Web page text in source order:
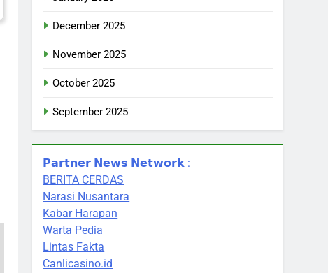
December 2025
November 2025
October 2025
September 2025
𝗣𝗮𝗿𝘁𝗻𝗲𝗿 𝗡𝗲𝘄𝘀 𝗡𝗲𝘁𝘄𝗼𝗿𝗸 :
BERITA CERDAS
Narasi Nusantara
Kabar Harapan
Warta Pedia
Lintas Fakta
Canlicasino.id